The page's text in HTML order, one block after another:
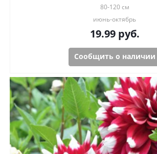
80-120 см
июнь-октябрь
19.99руб.
Сообщить о наличии